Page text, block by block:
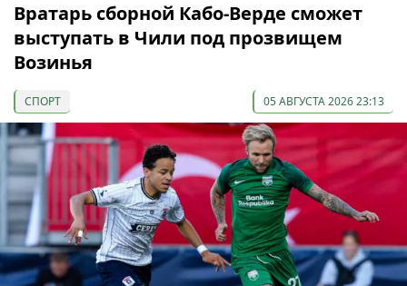
Вратарь сборной Кабо-Верде сможет
выступать в Чили под прозвищем
Возинья
СПОРТ 05 АВГУСТА 2026 23:13